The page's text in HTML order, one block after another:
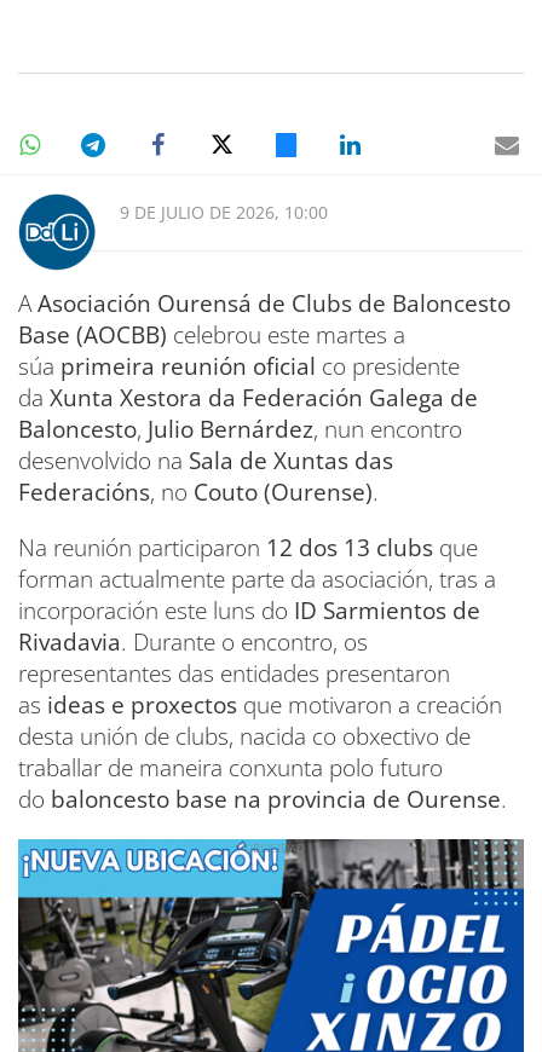
9 DE JULIO DE 2026, 10:00
AAsociación Ourensá de Clubs de Baloncesto
Base (AOCBB) celebrou este martes a
súa primeira reunión oficial co presidente
da Xunta Xestora da Federación Galega de
Baloncesto, Julio Bernárdez, nun encontro
desenvolvido na Sala de Xuntas das
Federacións, no Couto (Ourense).
Na reunión participaron 12 dos 13 clubs que
forman actualmente parte da asociación, tras a
incorporación este luns do ID Sarmientos de
Rivadavia. Durante o encontro, os
representantes das entidades presentaron
as ideas e proxectos que motivaron a creación
desta unión de clubs, nacida co obxectivo de
traballar de maneira conxunta polo futuro
do baloncesto base na provincia de Ourense.